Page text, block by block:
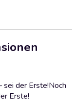
sei der Erste!Noch
Erste!